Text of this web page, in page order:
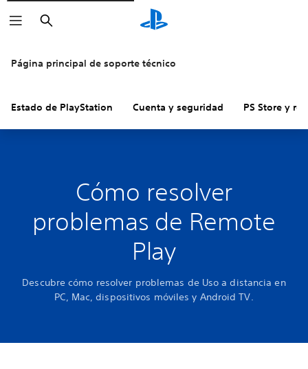
Buscar
Página principal de soporte técnico
Estado de PlayStation Cuenta y seguridad PS Store y
Cómo resolver
problemas de Remote
Play
Descubre cómo resolver problemas de Uso a distancia en
PC, Mac, dispositivos móviles y Android TV.